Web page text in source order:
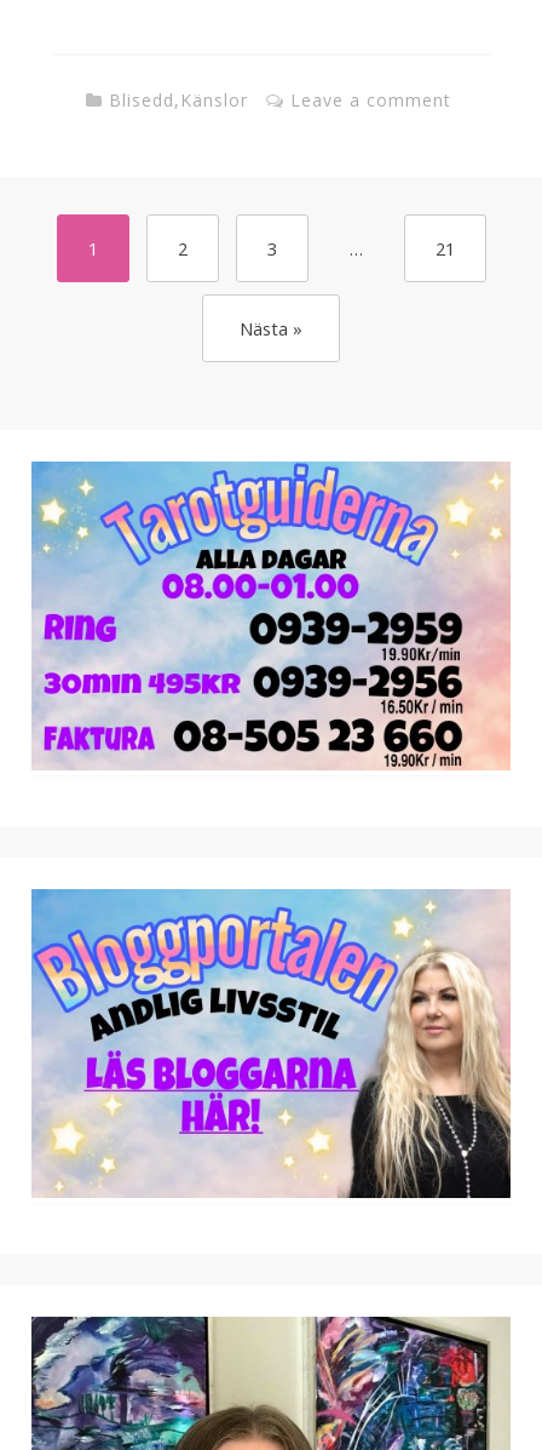
Blisedd, Känslor Leave a comment
1 2 3 … 21
Nästa »